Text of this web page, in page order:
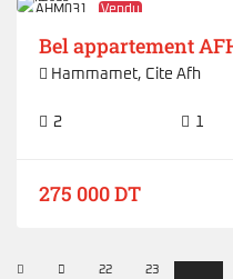
AHM031 Vendu
Bel appartement
Hammamet, Cite Afh
2 1
275 000 DT
22
23